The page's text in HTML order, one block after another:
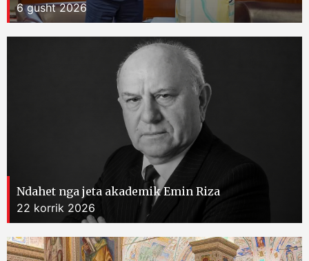
6 gusht 2026
Ndahet nga jeta akademik Emin Riza
22 korrik 2026